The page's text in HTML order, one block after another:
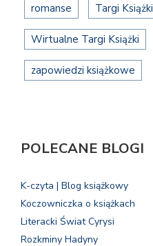
romanse Targi Książki
Wirtualne Targi Książki
zapowiedzi książkowe
POLECANE BLOGI
K-czyta | Blog książkowy
Koczowniczka o książkach
Literacki Świat Cyrysi
Rozkminy Hadyny